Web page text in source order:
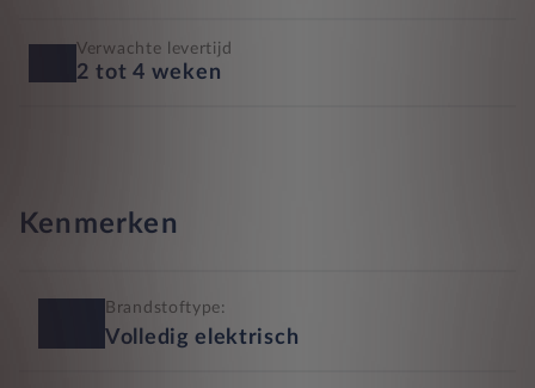
Verwachte levertijd
2 tot 4 weken
Kenmerken
Brandstoftype:
Volledig elektrisch